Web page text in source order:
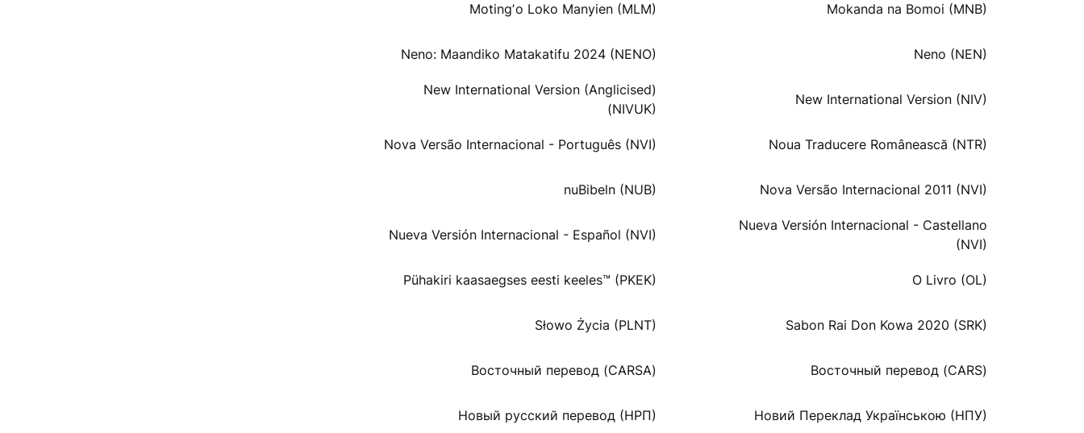
Mokanda na Bomoi (MNB)
Motingʼo Loko Manyien (MLM)
Neno (NEN)
Neno: Maandiko Matakatifu 2024 (NENO)
New International Version (NIV)
New International Version (Anglicised)
(NIVUK)
Noua Traducere Românească (NTR)
Nova Versão Internacional - Português (NVI)
Nova Versão Internacional 2011 (NVI)
nuBibeln (NUB)
Nueva Versión Internacional - Castellano
(NVI)
Nueva Versión Internacional - Español (NVI)
O Livro (OL)
Pühakiri kaasaegses eesti keeles™ (PKEK)
Sabon Rai Don Kowa 2020 (SRK)
Słowo Życia (PLNT)
Восточный перевод (CARS)
Восточный перевод (CARSA)
Новий Переклад Українською (НПУ)
Новый русский перевод (НРП)